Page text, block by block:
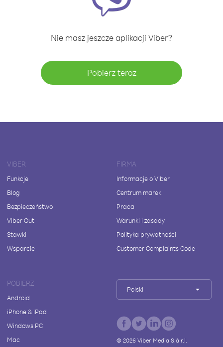
Nie masz jeszcze aplikacji Viber?
Pobierz teraz
VIBER
Funkcje
Blog
Bezpieczeństwo
Viber Out
Stawki
Wsparcie
FIRMA
Informacje o Viber
Centrum marek
Praca
Warunki i zasady
Polityka prywatności
Customer Complaints Code
POBIERZ
Android
iPhone & iPad
Windows PC
Mac
Polski
© 2026Viber Media S.à r.l.